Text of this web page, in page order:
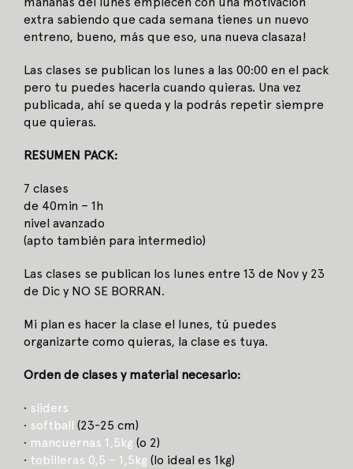
extra sabiendo que cada semana tienes un nuevo
entreno, bueno, más que eso, una nueva clasaza!
Las clases se publican los lunes a las 00:00 en el pack
pero tu puedes hacerla cuando quieras. Una vez
publicada, ahí se queda y la podrás repetir siempre
que quieras.
RESUMEN PACK:
7 clases
de 40min – 1h
nivel avanzado
(apto también para intermedio)
Las clases se publican los lunes entre 13 de Nov y 23
de Dic y NO SE BORRAN.
Mi plan es hacer la clase el lunes, tú puedes
organizarte como quieras, la clase es tuya.
Orden de clases y material necesario:
· sliders
· softball (23-25 cm)
· mancuernas 1,5kg (o 2)
· tobilleras 0,5 – 1,5kg (lo ideal es 1kg)